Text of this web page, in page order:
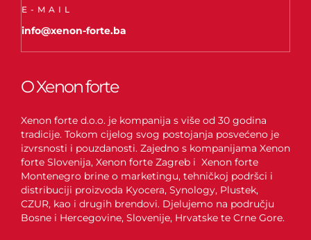
E-MAIL
info@xenon-forte.ba
O Xenon forte
Xenon forte d.o.o. je kompanija s više od 30 godina
tradicije. Tokom cijelog svog postojanja posvećeno je
izvrsnosti i pouzdanosti. Zajedno s kompanijama Xenon
forte Slovenija, Xenon forte Zagreb i Xenon forte
Montenegro brine o marketingu, tehničkoj podršci i
distribuciji proizvoda Kyocera, Synology, Plustek,
CZUR, kao i drugih brendovi. Djelujemo na području
Bosne i Hercegovine, Slovenije, Hrvatske te Crne Gore.